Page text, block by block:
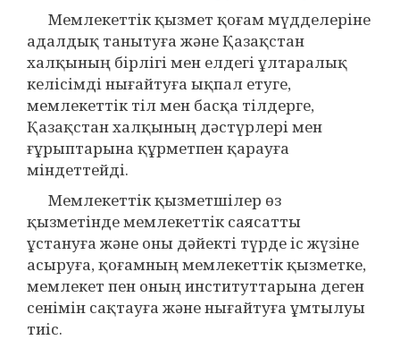
Мемлекеттік қызмет қоғам мүдделеріне
адалдық танытуға және Қазақстан
халқының бірлігі мен елдегі ұлтаралық
келісімді нығайтуға ықпал етуге,
мемлекеттік тіл мен басқа тілдерге,
Қазақстан халқының дәстүрлері мен
ғұрыптарына құрметпен қарауға
міндеттейді.
Мемлекеттік қызметшілер өз
қызметінде мемлекеттік саясатты
ұстануға және оны дәйекті түрде іс жүзіне
асыруға, қоғамның мемлекеттік қызметке,
мемлекет пен оның институттарына деген
сенімін сақтауға және нығайтуға ұмтылуы
тиіс.